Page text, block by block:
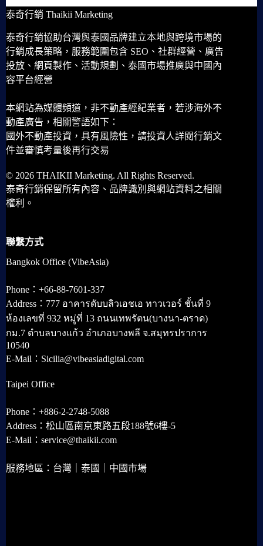
泰奇行銷 Thaikii Marketing
泰奇行銷協助台灣與泰國品牌建立本地與跨境市場的
行銷成長策略，服務範圍包含 SEO、社群經營、廣告
投放、網頁製作、活動規劃、泰國市場推廣與中國內
容平台經營
本網站為媒體頻道，非不動產經紀業者，若涉海外不
動產廣告，相關警語如下：
國外不動產投資，具有風險性，請投資人詳閱行銷文
件並審慎考量後再行交易
© 2026 THAIKII Marketing. All Rights Reserved.
泰奇行銷保留所有內容、品牌識別與網站資料之相關
權利。
聯繫方式
Bangkok Office (VibeAsia)
Phone：+66-88-7601-337
Address：777 อาคารดับบลิวเอชเอ ทาวเวอร์ ชั้นที่ 9
ห้องเลขที่ 932 หมู่ที่ 13 ถนนเทพรัตน(บางนา-ตราด)
กม.7 ตำบลบางแก้ว อำเภอบางพลี จ.สมุทรปราการ
10540
E-Mail：Sicilia@vibeasiadigital.com
Taipei Office
Phone：+886-2-2748-5088
Address：松山區南京東路五段188號6樓-5
E-Mail：service@thaikii.com
服務地區：台灣｜泰國｜中國市場